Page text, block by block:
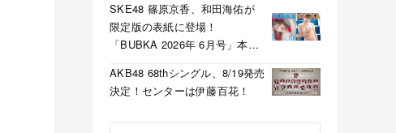
SKE48 篠原京香、和田海佑が
限定版の表紙に登場！
「BUBKA 2026年 6月号」本日
AKB48 68thシングル、8/19発売
決定！センターは伊藤百花！